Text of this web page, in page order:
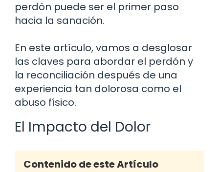
perdón puede ser el primer paso
hacia la sanación.
En este artículo, vamos a desglosar
las claves para abordar el perdón y
la reconciliación después de una
experiencia tan dolorosa como el
abuso físico.
El Impacto del Dolor
Contenido de este Artículo